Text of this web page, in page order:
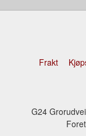
Frakt
G24